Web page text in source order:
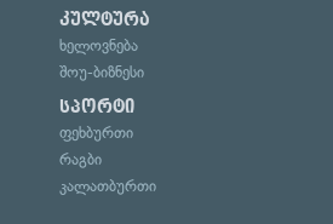
კულტურა
ხელოვნება
შოუ-ბიზნესი
სპორტი
ფეხბურთი
რაგბი
კალათბურთი